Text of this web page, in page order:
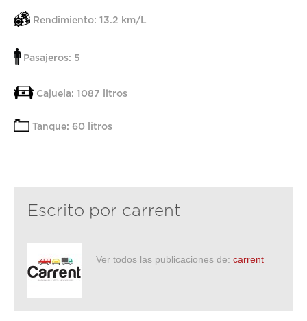
Rendimiento: 13.2 km/L
Pasajeros: 5
Cajuela: 1087 litros
Tanque: 60 litros
Escrito por carrent
Ver todos las publicaciones de: carrent